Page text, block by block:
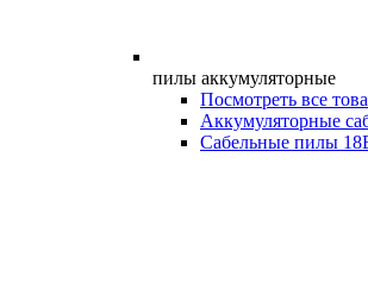
пилы аккумуляторные
Посмотреть все
Аккумуляторные
Сабельные пилы